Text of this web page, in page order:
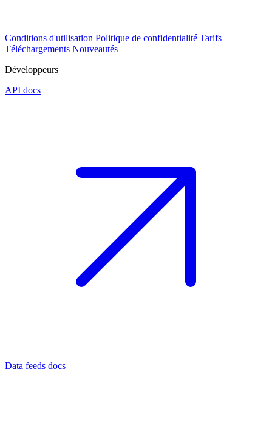
Conditions d'utilisation Politique de confidentialité Tarifs
Téléchargements Nouveautés
Développeurs
API docs
Data feeds docs